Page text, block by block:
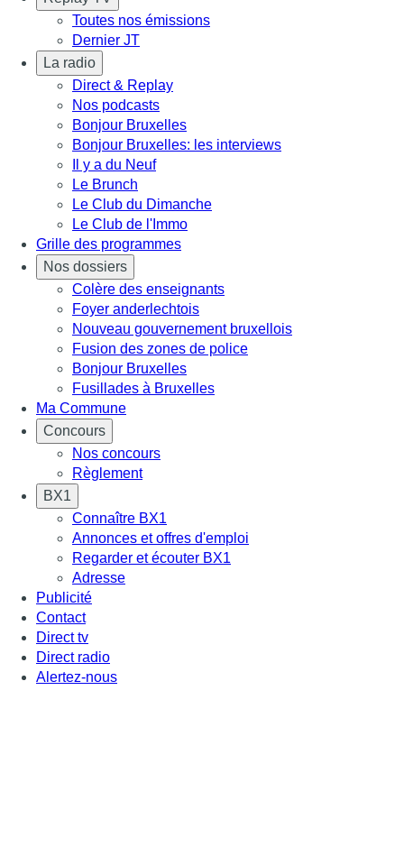
Toutes nos émissions
Dernier JT
La radio
Direct & Replay
Nos podcasts
Bonjour Bruxelles
Bonjour Bruxelles: les interviews
Il y a du Neuf
Le Brunch
Le Club du Dimanche
Le Club de l'Immo
Grille des programmes
Nos dossiers
Colère des enseignants
Foyer anderlechtois
Nouveau gouvernement bruxellois
Fusion des zones de police
Bonjour Bruxelles
Fusillades à Bruxelles
Ma Commune
Concours
Nos concours
Règlement
BX1
Connaître BX1
Annonces et offres d'emploi
Regarder et écouter BX1
Adresse
Publicité
Contact
Direct tv
Direct radio
Alertez-nous